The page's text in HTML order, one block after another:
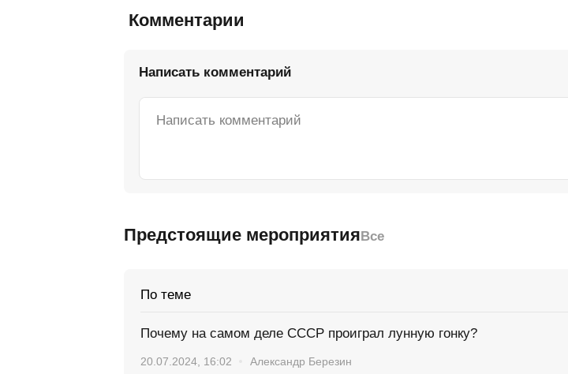
Комментарии
Написать комментарий
Предстоящие мероприятия Все
По теме
Почему на самом деле СССР проиграл лунную гонку?
20.07.2024, 16:02 Александр Березин